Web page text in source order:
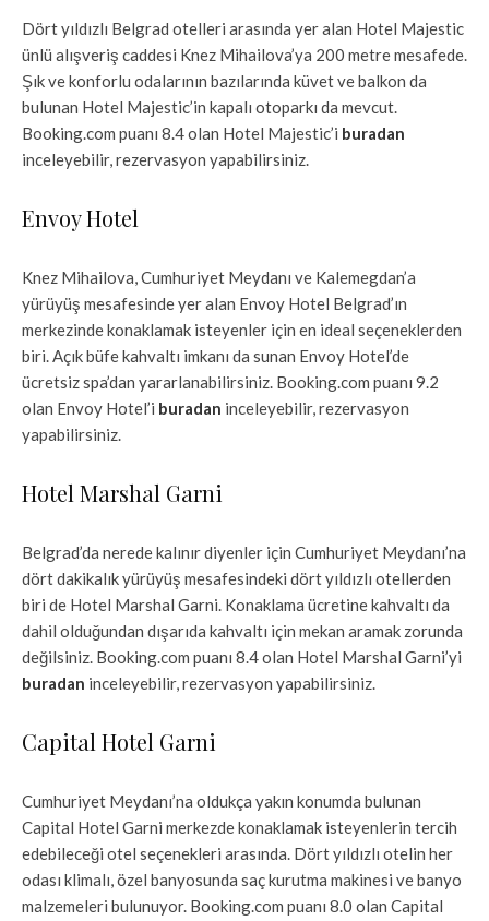
Dört yıldızlı Belgrad otelleri arasında yer alan Hotel Majestic
ünlü alışveriş caddesi Knez Mihailova’ya 200 metre mesafede.
Şık ve konforlu odalarının bazılarında küvet ve balkon da
bulunan Hotel Majestic’in kapalı otoparkı da mevcut.
Booking.com puanı 8.4 olan Hotel Majestic’i buradan
inceleyebilir, rezervasyon yapabilirsiniz.
Envoy Hotel
Knez Mihailova, Cumhuriyet Meydanı ve Kalemegdan’a
yürüyüş mesafesinde yer alan Envoy Hotel Belgrad’ın
merkezinde konaklamak isteyenler için en ideal seçeneklerden
biri. Açık büfe kahvaltı imkanı da sunan Envoy Hotel’de
ücretsiz spa’dan yararlanabilirsiniz. Booking.com puanı 9.2
olan Envoy Hotel’i buradan inceleyebilir, rezervasyon
yapabilirsiniz.
Hotel Marshal Garni
Belgrad’da nerede kalınır diyenler için Cumhuriyet Meydanı’na
dört dakikalık yürüyüş mesafesindeki dört yıldızlı otellerden
biri de Hotel Marshal Garni. Konaklama ücretine kahvaltı da
dahil olduğundan dışarıda kahvaltı için mekan aramak zorunda
değilsiniz. Booking.com puanı 8.4 olan Hotel Marshal Garni’yi
buradan inceleyebilir, rezervasyon yapabilirsiniz.
Capital Hotel Garni
Cumhuriyet Meydanı’na oldukça yakın konumda bulunan
Capital Hotel Garni merkezde konaklamak isteyenlerin tercih
edebileceği otel seçenekleri arasında. Dört yıldızlı otelin her
odası klimalı, özel banyosunda saç kurutma makinesi ve banyo
malzemeleri bulunuyor. Booking.com puanı 8.0 olan Capital